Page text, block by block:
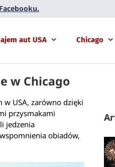
aut USA Chicago
w Chicago
w USA, zarówno dzięki
przysmakami
jedzenia
obiadów,